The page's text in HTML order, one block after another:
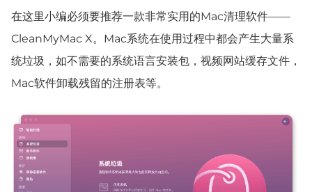
在这里小编必须要推荐一款非常实用的Mac清理软件——
CleanMyMac X。Mac系统在使用过程中都会产生大量系
统垃圾，如不需要的系统语言安装包，视频网站缓存文件，
Mac软件卸载残留的注册表等。